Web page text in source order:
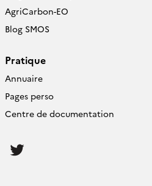
AgriCarbon-EO
Blog SMOS
Pratique
Annuaire
Pages perso
Centre de documentation